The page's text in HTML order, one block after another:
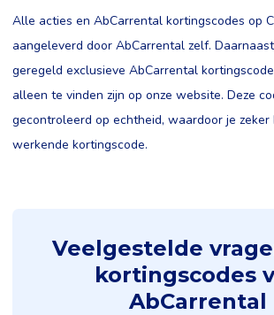
Alle acties en AbCarrental kortingscodes op
aangeleverd door AbCarrental zelf.
geregeld exclusieve AbCarrental
alleen te vinden zijn op onze website. Deze
gecontroleerd op echtheid, waardoor je zeker
werkende kortingscode.
Veelgestelde
kortingscodes
AbCarrental